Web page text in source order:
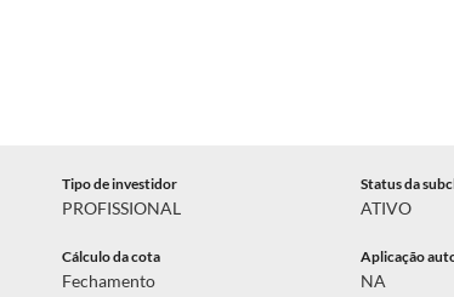
Tipo de investidor
PROFISSIONAL
Status da
ATIVO
Cálculo da cota
Fechamento
Aplicação
NA